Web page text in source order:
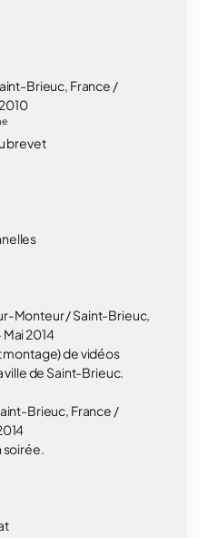
Brieuc, France /
brevet
Monteur / Saint-Brieuc,
2014
montage) de vidéos
de Saint-Brieuc.
Brieuc, France /
soirée.